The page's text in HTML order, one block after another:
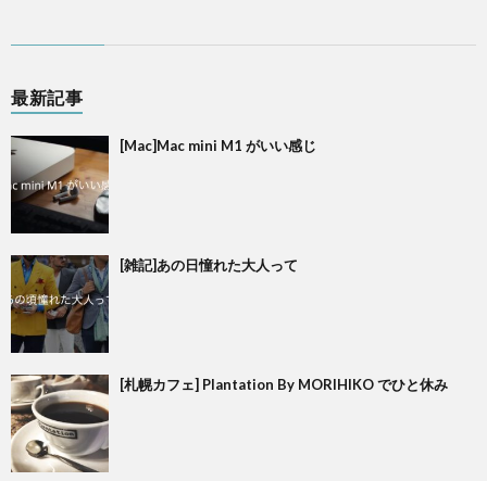
最新記事
[Mac]Mac mini M1 がいい感じ
[雑記]あの日憧れた大人って
[札幌カフェ] Plantation By MORIHIKO でひと休み